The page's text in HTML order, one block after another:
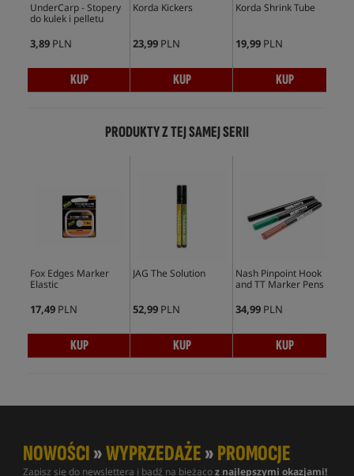
UnderCarp - Stopery
do kulek i pelletu
3,89 PLN
KUP
Korda Kickers
23,99 PLN
KUP
Korda Shrink Tube
19,99 PLN
KUP
PRODUKTY Z TEJ SAMEJ SERII
Fox Edges Marker
Elastic
17,49 PLN
KUP
JAG The Solution
52,99 PLN
KUP
Nash Pinpoint Hook
and TT Marker Pens
34,99 PLN
KUP
NOWOŚCI»WYPRZEDAŻE»PROMOCJE
Zapisz się do newslettera i bądź na bieżącoz najlepszymi okazjami!